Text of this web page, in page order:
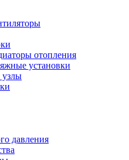
отопления
установки
узлы
давления